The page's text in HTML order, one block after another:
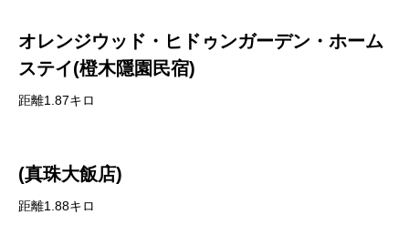
オレンジウッド・ヒドゥンガーデン・ホーム
ステイ(橙木隱園民宿)
距離1.87キロ
(真珠大飯店)
距離1.88キロ